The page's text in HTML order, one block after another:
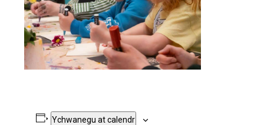
Ychwanegu at calendr